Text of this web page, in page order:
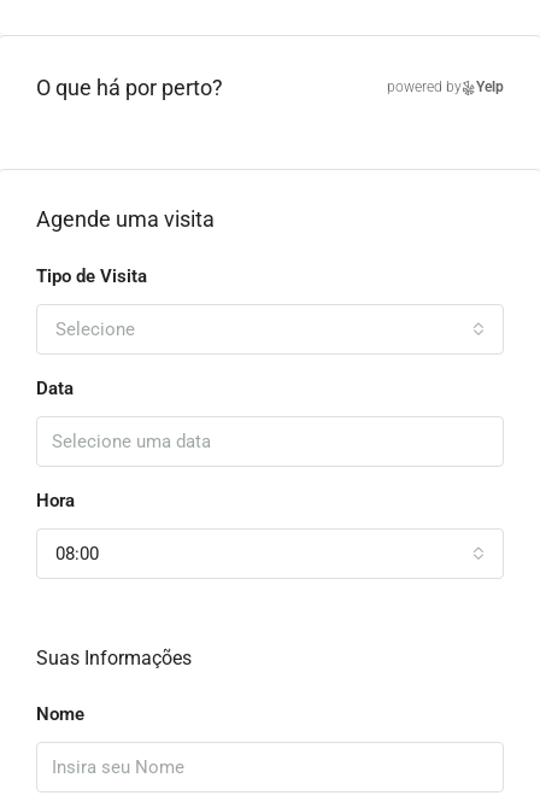
O que há por perto? powered by Yelp
Agende uma visita
Tipo de Visita
Selecione
Data
Hora
08:00
Suas Informações
Nome